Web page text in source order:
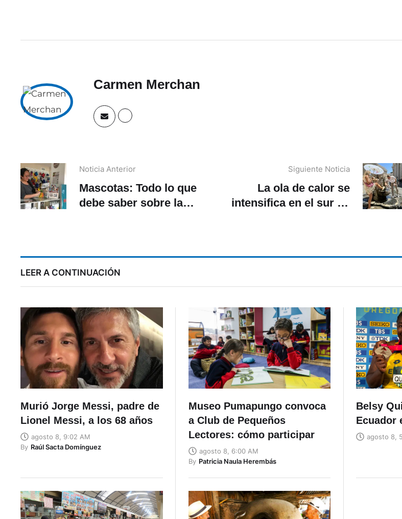
Carmen Merchan
Noticia Anterior
Mascotas: Todo lo que
debe saber sobre la
Siguiente Noticia
La ola de calor se
intensifica en el sur de
LEER A CONTINUACIÓN
Murió Jorge Messi, padre de
Lionel Messi, a los 68 años
agosto 8, 9:02 AM
By Raúl Sacta Domínguez
Museo Pumapungo convoca
a Club de Pequeños
Lectores: cómo participar
agosto 8, 6:00 AM
By Patricia Naula Herembás
Belsy
Ecuador
agosto 8,